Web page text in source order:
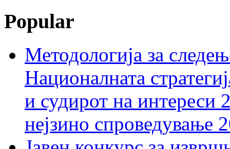
Popular
Методологија за
Националната
и судирот на интереси
нејзино спроведување